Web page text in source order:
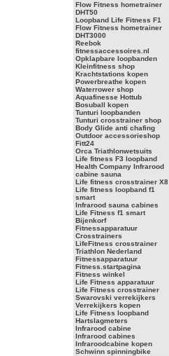
Flow Fitness hometrainer
DHT50
Loopband Life Fitness F1
Flow Fitness hometrainer
DHT3000
Reebok
fitnessaccessoires.nl
Opklapbare loopbanden
Kleinfitness shop
Krachtstations kopen
Powerbreathe kopen
Waterrower shop
Aquafinesse Hottub
Bosuball kopen
Tunturi loopbanden
Tunturi crosstrainer shop
Body Glide anti chafing
Outdoor accessorieshop
Fitt24
Orca Triathlonwetsuits
Life fitness F3 loopband
Health Company Infrarood
cabine sauna
Life fitness crosstrainer X8
Life fitness loopband f1
smart
Infrarood sauna cabines
Life Fitness f1 smart
Bijenkorf
Fitnessapparatuur
Crosstrainers
LifeFitness crosstrainer
Triathlon Nederland
Fitnessapparatuur
Fitness.startpagina
Fitness winkel
Life Fitness apparatuur
Life Fitness crosstrainer
Swarovski verrekijkers
Verrekijkers kopen
Life Fitness loopband
Hartslagmeters
Infrarood cabine
Infrarood cabines
Infraroodcabine kopen
Schwinn spinningbike